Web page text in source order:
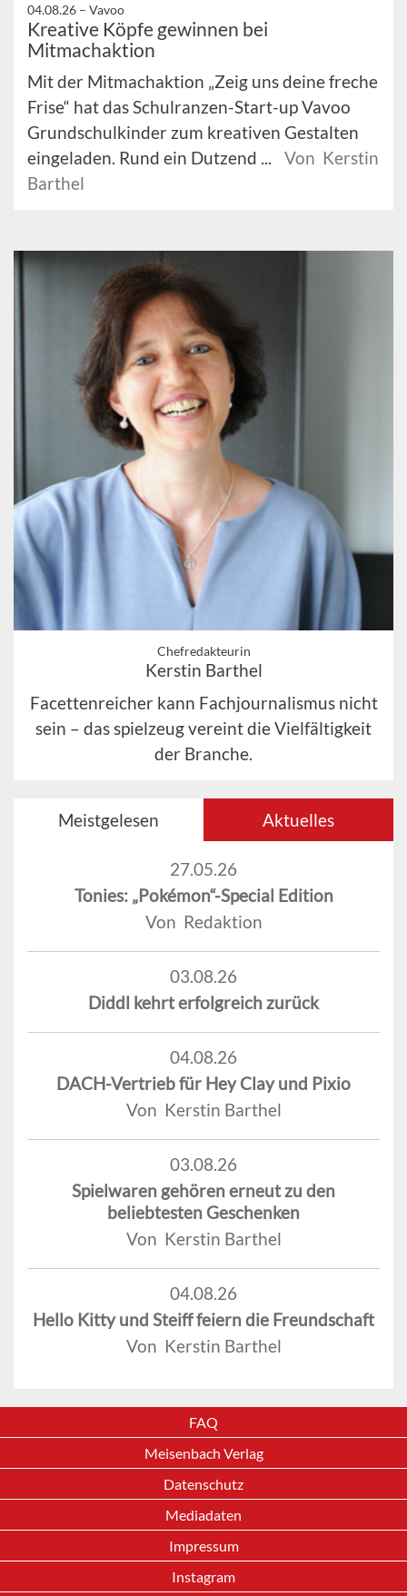
04.08.26 – Vavoo
Kreative Köpfe gewinnen bei
Mitmachaktion
Mit der Mitmachaktion „Zeig uns deine freche
Frise“ hat das Schulranzen-Start-up Vavoo
Grundschulkinder zum kreativen Gestalten
eingeladen. Rund ein Dutzend ...
Von Kerstin
Barthel
Chefredakteurin
Kerstin Barthel
Facettenreicher kann Fachjournalismus nicht
sein – das spielzeug vereint die Vielfältigkeit
der Branche.
Meistgelesen Aktuelles
27.05.26
Tonies: „Pokémon“-Special Edition
Von Redaktion
03.08.26
Diddl kehrt erfolgreich zurück
04.08.26
DACH-Vertrieb für Hey Clay und Pixio
Von Kerstin Barthel
03.08.26
Spielwaren gehören erneut zu den
beliebtesten Geschenken
Von Kerstin Barthel
04.08.26
Hello Kitty und Steiff feiern die Freundschaft
Von Kerstin Barthel
FAQ
Meisenbach Verlag
Datenschutz
Mediadaten
Impressum
Instagram